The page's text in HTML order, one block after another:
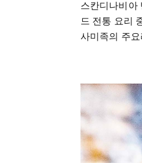
스칸디나비아
드 전통 요리
사미족의 주